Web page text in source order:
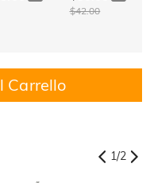
$42.00
Carrello
1/2